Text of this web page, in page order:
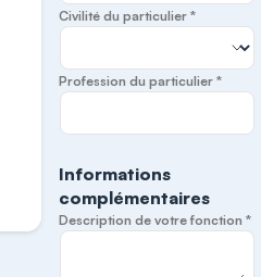
Civilité du particulier *
Profession du particulier *
Informations
complémentaires
Description de votre fonction *